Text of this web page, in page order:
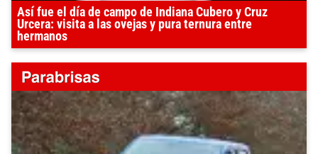
Así fue el día de campo de Indiana Cubero y Cruz
Urcera: visita a las ovejas y pura ternura entre
hermanos